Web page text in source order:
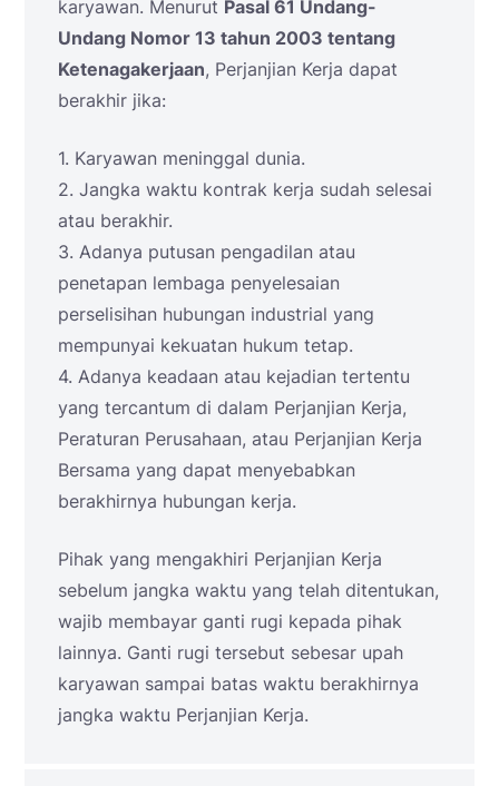
karyawan. Menurut Pasal 61 Undang-
Undang Nomor 13 tahun 2003 tentang
Ketenagakerjaan, Perjanjian Kerja dapat
berakhir jika:
1. Karyawan meninggal dunia.
2. Jangka waktu kontrak kerja sudah selesai
atau berakhir.
3. Adanya putusan pengadilan atau
penetapan lembaga penyelesaian
perselisihan hubungan industrial yang
mempunyai kekuatan hukum tetap.
4. Adanya keadaan atau kejadian tertentu
yang tercantum di dalam Perjanjian Kerja,
Peraturan Perusahaan, atau Perjanjian Kerja
Bersama yang dapat menyebabkan
berakhirnya hubungan kerja.
Pihak yang mengakhiri Perjanjian Kerja
sebelum jangka waktu yang telah ditentukan,
wajib membayar ganti rugi kepada pihak
lainnya. Ganti rugi tersebut sebesar upah
karyawan sampai batas waktu berakhirnya
jangka waktu Perjanjian Kerja.